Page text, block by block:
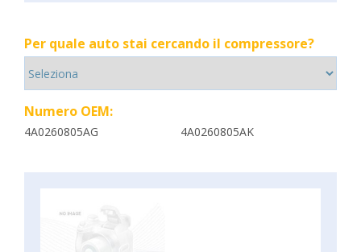
Per quale auto stai cercando il compressore?
Numero OEM:
4A0260805AG 4A0260805AK